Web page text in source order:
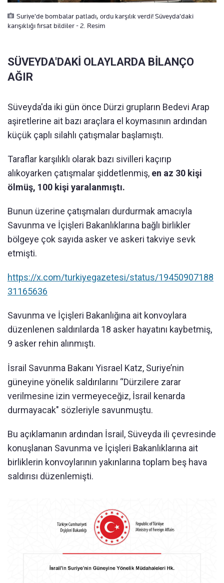
Suriye'de bombalar patladı, ordu karşılık verdi! Süveyda'daki
karışıklığı fırsat bildiler - 2. Resim
SÜVEYDA'DAKİ OLAYLARDA BİLANÇO
AĞIR
Süveyda'da iki gün önce Dürzi grupların Bedevi Arap
aşiretlerine ait bazı araçlara el koymasının ardından
küçük çaplı silahlı çatışmalar başlamıştı.
Taraflar karşılıklı olarak bazı sivilleri kaçırıp
alıkoyarken çatışmalar şiddetlenmiş, en az 30 kişi
ölmüş, 100 kişi yaralanmıştı.
Bunun üzerine çatışmaları durdurmak amacıyla
Savunma ve İçişleri Bakanlıklarına bağlı birlikler
bölgeye çok sayıda asker ve askeri takviye sevk
etmişti.
https://x.com/turkiyegazetesi/status/19450907188
31165636
Savunma ve İçişleri Bakanlığına ait konvoylara
düzenlenen saldırılarda 18 asker hayatını kaybetmiş,
9 asker rehin alınmıştı.
İsrail Savunma Bakanı Yisrael Katz, Suriye’nin
güneyine yönelik saldırılarını “Dürzilere zarar
verilmesine izin vermeyeceğiz, İsrail kenarda
durmayacak" sözleriyle savunmuştu.
Bu açıklamanın ardından İsrail, Süveyda ili çevresinde
konuşlanan Savunma ve İçişleri Bakanlıklarına ait
birliklerin konvoylarının yakınlarına toplam beş hava
saldırısı düzenlemişti.